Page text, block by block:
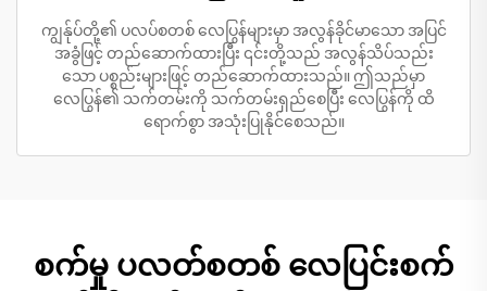
ကျွန်ုပ်တို့၏ ပလပ်စတစ် လေပြွန်များမှာ အလွန်ခိုင်မာသော အပြင်
အခွံဖြင့် တည်ဆောက်ထားပြီး ၎င်းတို့သည် အလွန်သိပ်သည်း
သော ပစ္စည်းများဖြင့် တည်ဆောက်ထားသည်။ ဤသည်မှာ
လေပြွန်၏ သက်တမ်းကို သက်တမ်းရှည်စေပြီး လေပြွန်ကို ထိ
ရောက်စွာ အသုံးပြုနိုင်စေသည်။
စက်မှု ပလတ်စတစ် လေပြင်းစက်